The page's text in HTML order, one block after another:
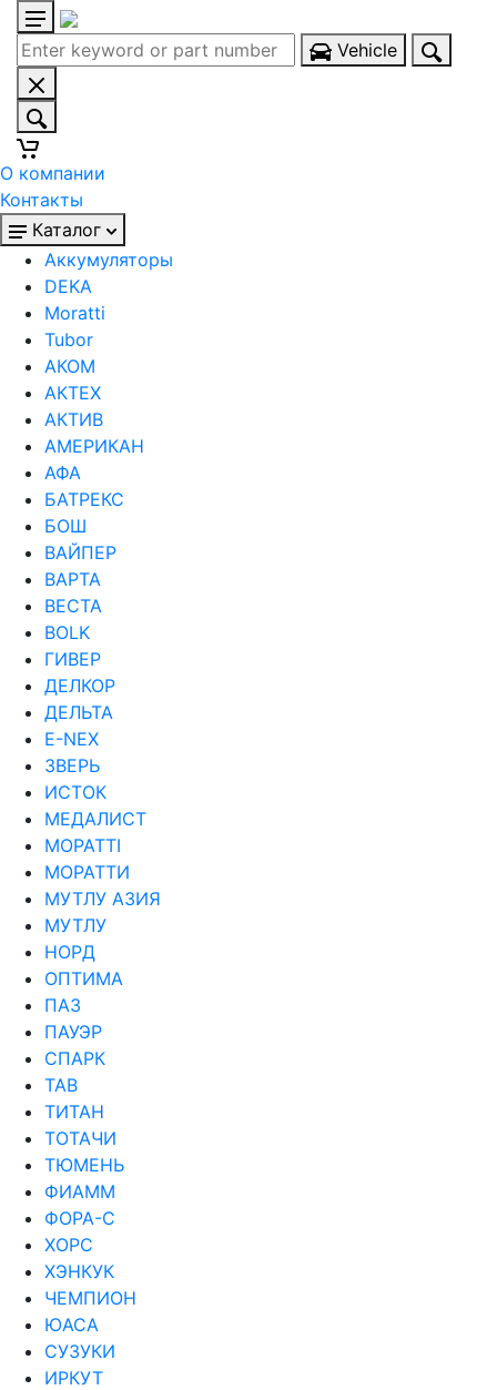
Vehicle
О компании
Контакты
Каталог
Аккумуляторы
DEKA
Moratti
Tubor
АКОМ
АКТЕХ
АКТИВ
АМЕРИКАН
АФА
БАТРЕКС
БОШ
ВАЙПЕР
ВАРТА
ВЕСТА
ВОLK
ГИВЕР
ДЕЛКОР
ДЕЛЬТА
Е-NEX
ЗВЕРЬ
ИСТОК
МЕДАЛИСТ
МОРАТТI
МОРАТТИ
МУТЛУ АЗИЯ
МУТЛУ
НОРД
ОПТИМА
ПАЗ
ПАУЭР
СПАРК
ТАВ
ТИТАН
ТОТАЧИ
ТЮМЕНЬ
ФИАММ
ФОРА-С
ХОРС
ХЭНКУК
ЧЕМПИОН
ЮАСА
СУЗУКИ
ИРКУТ